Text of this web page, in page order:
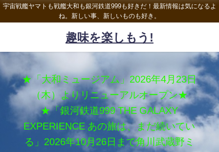
宇宙戦艦ヤマトも戦艦大和も銀河鉄道999も好きだ！最新情報は気になるよ
ね。新しい事、新しいものも好き。
趣味を楽しもう!
★「大和ミュージアム」2026年4月23日
（木）よりリニューアルオープン★
★「銀河鉄道999 THE GALAXY
EXPERIENCE あの旅は、まだ続いてい
る」2026年10月26日まで角川武蔵野ミ